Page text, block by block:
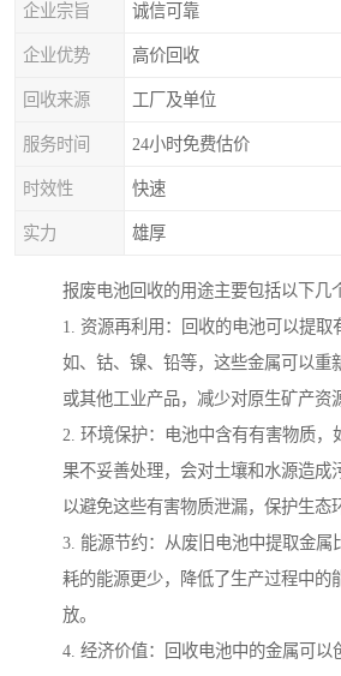
企业宗旨 诚信可靠
企业优势 高价回收
回收来源 工厂及单位
服务时间 24小时免费估价
时效性 快速
实力 雄厚
报废电池回收的用途主要包括以下几
1. 资源再利用：回收的电池可以提取
如、钴、镍、铅等，这些金属可以重
或其他工业产品，减少对原生矿产资
2. 环境保护：电池中含有有害物质，
果不妥善处理，会对土壤和水源造成
以避免这些有害物质泄漏，保护生态
3. 能源节约：从废旧电池中提取金属
耗的能源更少，降低了生产过程中的
放。
4. 经济价值：回收电池中的金属可以